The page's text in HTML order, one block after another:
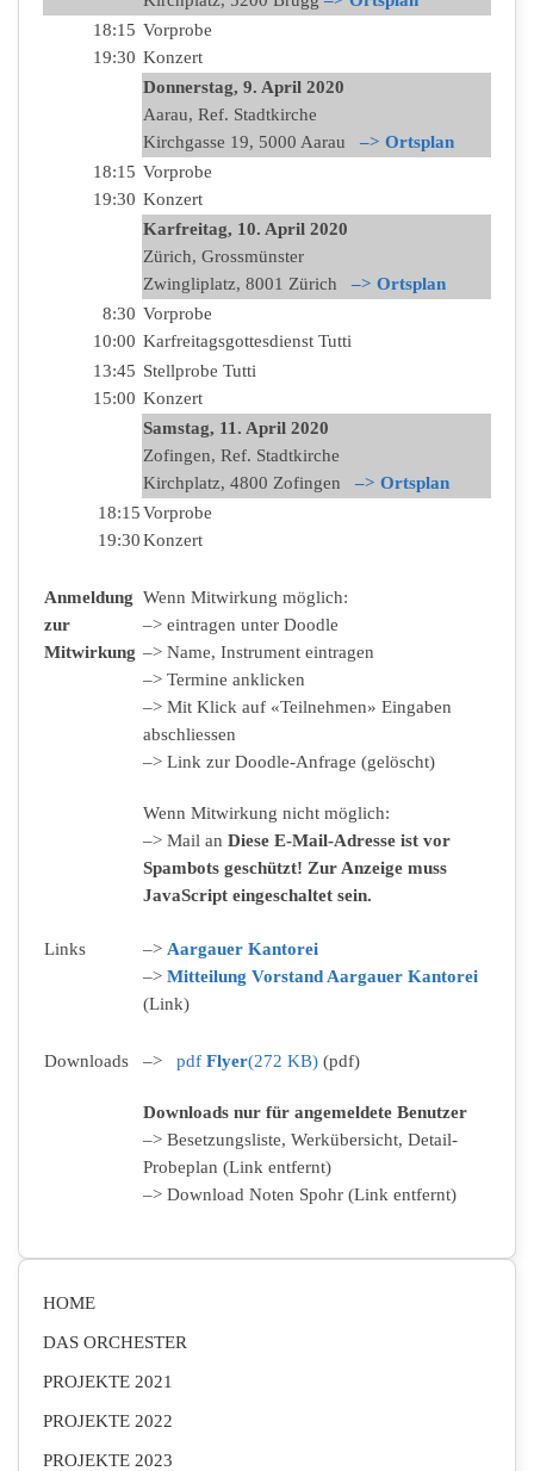
18:15
19:30
Vorprobe
Konzert
Donnerstag, 9. April 2020
Aarau, Ref. Stadtkirche
Kirchgasse 19, 5000 Aarau –> Ortsplan
18:15
19:30
Vorprobe
Konzert
Karfreitag, 10. April 2020
Zürich, Grossmünster
Zwingliplatz, 8001 Zürich –> Ortsplan
8:30
10:00
Vorprobe
Karfreitagsgottesdienst Tutti
13:45
15:00
Stellprobe Tutti
Konzert
Samstag, 11. April 2020
Zofingen, Ref. Stadtkirche
Kirchplatz, 4800 Zofingen –> Ortsplan
18:15
19:30
Vorprobe
Konzert
Anmeldung
zur
Mitwirkung
Wenn Mitwirkung möglich:
–> eintragen unter Doodle
–> Name, Instrument eintragen
–> Termine anklicken
–> Mit Klick auf «Teilnehmen» Eingaben
abschliessen
–> Link zur Doodle-Anfrage (gelöscht)
Wenn Mitwirkung nicht möglich:
–> Mail an Diese E-Mail-Adresse ist vor
Spambots geschützt! Zur Anzeige muss
JavaScript eingeschaltet sein.
Links –> Aargauer Kantorei
–> Mitteilung Vorstand Aargauer Kantorei
(Link)
Downloads –> pdf Flyer(272 KB) (pdf)
Downloads nur für angemeldete Benutzer
–> Besetzungsliste, Werkübersicht, Detail-
Probeplan (Link entfernt)
–> Download Noten Spohr (Link entfernt)
HOME
DAS ORCHESTER
PROJEKTE 2021
PROJEKTE 2022
PROJEKTE 2023